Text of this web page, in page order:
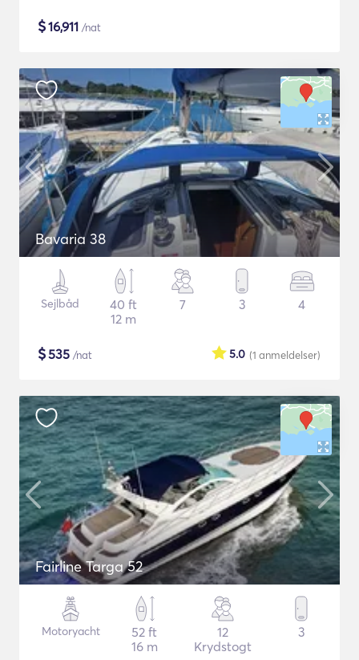
$16,911 /nat
Bavaria 38
Sejlbåd
40 ft
12 m
7 3 4
$535 /nat (1 anmeldelser)
5.0
Fairline Targa 52
Motoryacht
52 ft
16 m
12
Krydstogt
3